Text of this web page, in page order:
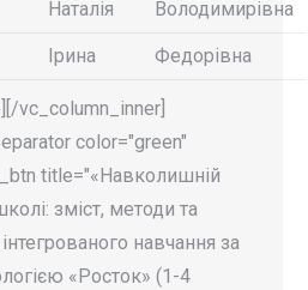
Наталія Володимирівна
Ірина Федорівна
vc_column_inner]
color="green"
title="«Навколишній
зміст, методи та
навчання за
«Росток» (1-4